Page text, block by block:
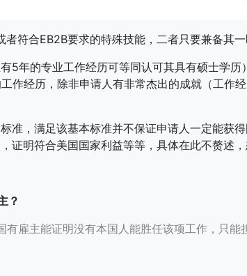
符合EB2B要求的特殊技能，二者只要兼备其一
5年的专业工作经历可等同认可其具有硕士学
作经历，除非申请人有非常杰出的成就（工作
准，满足该基本标准并不保证申请人一定能获
证明符合美国国家利益等等，具体在此不赘述
？
雇主能证明没有本国人能胜任该项工作，只